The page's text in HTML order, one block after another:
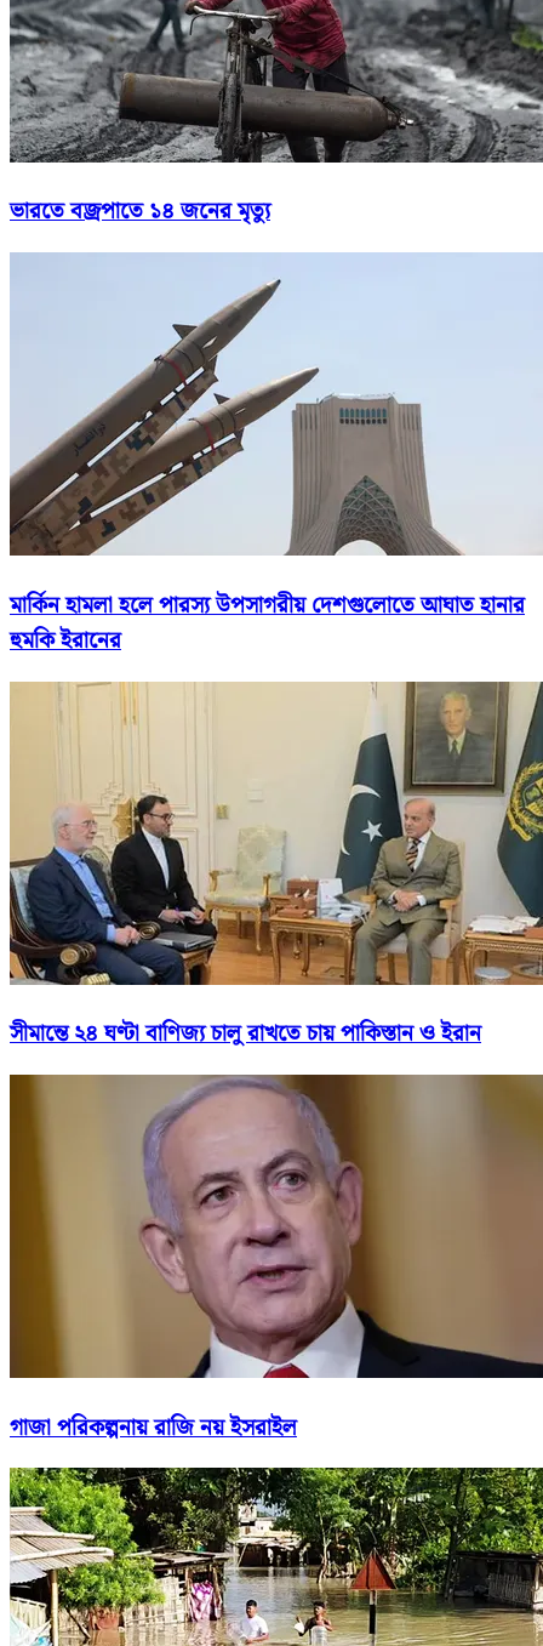
ভারতে বজ্রপাতে ১৪ জনের মৃত্যু
মার্কিন হামলা হলে পারস্য উপসাগরীয় দেশগুলোতে আঘাত হানার
হুমকি ইরানের
সীমান্তে ২৪ ঘণ্টা বাণিজ্য চালু রাখতে চায় পাকিস্তান ও ইরান
গাজা পরিকল্পনায় রাজি নয় ইসরাইল